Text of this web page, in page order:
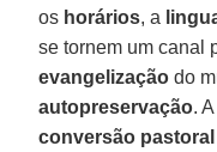
os horários, a
se tornem um canal
evangelização do
autopreservação.
conversão pastoral